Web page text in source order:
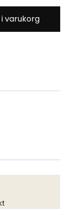
i varukorg
Edition